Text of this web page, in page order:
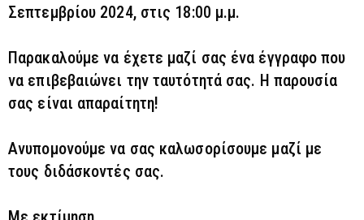
Σεπτεμβρίου 2024, στις 18:00 μ.μ.
Παρακαλούμε να έχετε μαζί σας ένα έγγραφο που
να επιβεβαιώνει την ταυτότητά σας. Η παρουσία
σας είναι απαραίτητη!
Ανυπομονούμε να σας καλωσορίσουμε μαζί με
τους διδάσκοντές σας.